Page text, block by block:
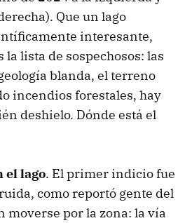
Que un lago
interesante,
lista de sospechosos: las
blanda, el terreno
incendios forestales, hay
deshielo. Dónde está el
el lago. El primer indicio fue
como reportó gente del
moverse por la zona: la vía